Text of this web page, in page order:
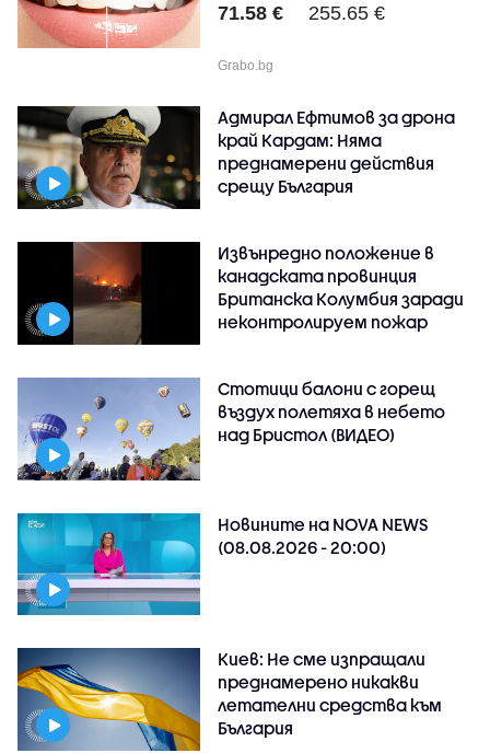
71.58 € 255.65 €
Grabo.bg
Адмирал Ефтимов за дрона
край Кардам: Няма
преднамерени действия
срещу България
Извънредно положение в
канадската провинция
Британска Колумбия заради
неконтролируем пожар
Стотици балони с горещ
въздух полетяха в небето
над Бристол (ВИДЕО)
Новините на NOVA NEWS
(08.08.2026 - 20:00)
Киев: Не сме изпращали
преднамерено никакви
летателни средства към
България